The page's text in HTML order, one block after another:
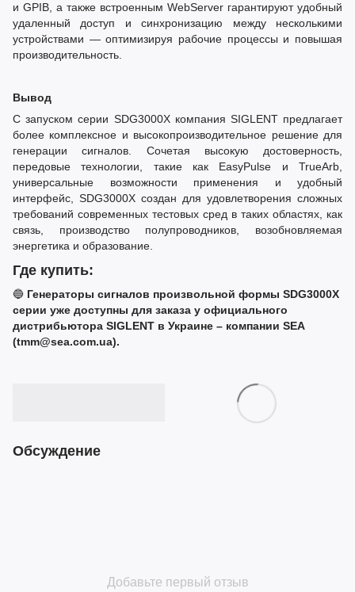
и GPIB, а также встроенным WebServer гарантируют удобный
удаленный доступ и синхронизацию между несколькими
устройствами — оптимизируя рабочие процессы и повышая
производительность.
Вывод
С запуском серии SDG3000X компания SIGLENT предлагает
более комплексное и высокопроизводительное решение для
генерации сигналов. Сочетая высокую достоверность,
передовые технологии, такие как EasyPulse и TrueArb,
универсальные возможности применения и удобный
интерфейс, SDG3000X создан для удовлетворения сложных
требований современных тестовых сред в таких областях, как
связь, производство полупроводников, возобновляемая
энергетика и образование.
Где купить:
🔵 Генераторы сигналов произвольной формы SDG3000X
серии уже доступны для заказа у официального
дистрибьютора SIGLENT в Украине – компании SEA
(tmm@sea.com.ua).
Обсуждение
Добавьте первый отзыв